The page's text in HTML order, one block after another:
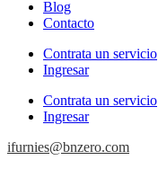
Blog
Contacto
Contrata un servicio
Ingresar
Contrata un servicio
Ingresar
ifurnies@bnzero.com